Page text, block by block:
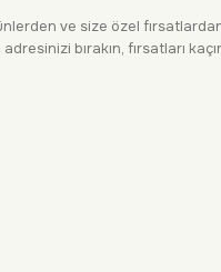
ve size özel
bırakın, fırsatları